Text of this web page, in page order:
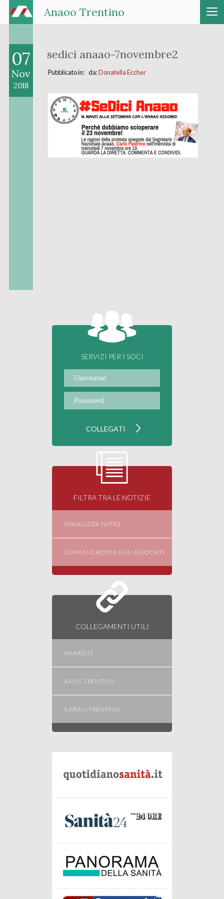
Anaoo Trentino
sedici anaao-7novembre2
07
Nov
2018
Pubblicato in: da:Donatella Eccher
SERVIZI PER I SOCI
FILTRA TRA LE NOTIZIE
VISUALIZZA TUTTO
COMUNICAZIONI AGLI ASSOCIATI
COLLEGAMENTI UTILI
ANAAO.IT
A.P.S.S. TRENTINO
A.P.RA.N TRENTINO